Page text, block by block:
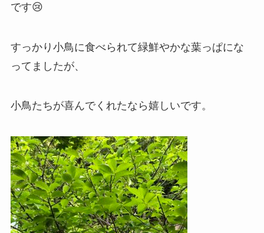
です😢
すっかり小鳥に食べられて緑鮮やかな葉っぱにな
ってましたが、
小鳥たちが喜んでくれたなら嬉しいです。